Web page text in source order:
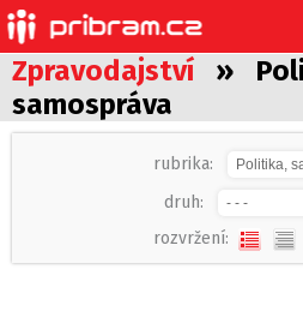
Zpravodajství »
samospráva
rubrika:
druh:
rozvržení: